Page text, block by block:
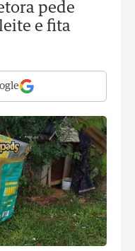
pede
e fita